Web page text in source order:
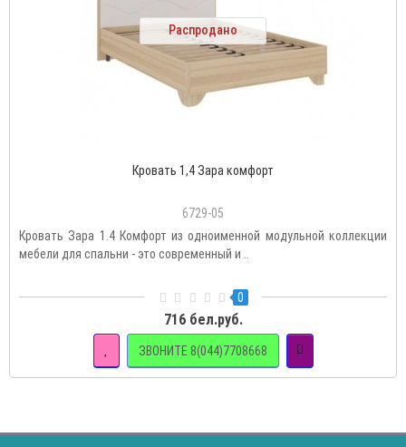
Распродано
Кровать 1,4 Зара комфорт
6729-05
Кровать Зара 1.4 Комфорт из одноименной модульной коллекции
мебели для спальни - это современный и ..
0
716 бел.руб.
ЗВОНИТЕ 8(044)7708668